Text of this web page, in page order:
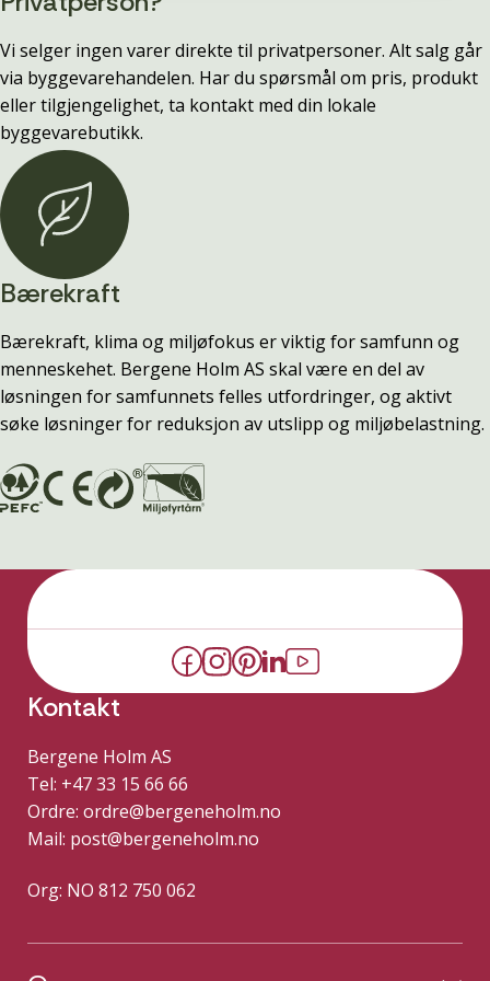
Vi selger ingen varer direkte til privatpersoner. Alt salg går
via byggevarehandelen. Har du spørsmål om pris, produkt
eller tilgjengelighet, ta kontakt med din lokale
byggevarebutikk.
Bærekraft
Bærekraft, klima og miljøfokus er viktig for samfunn og
menneskehet. Bergene Holm AS skal være en del av
løsningen for samfunnets felles utfordringer, og aktivt
søke løsninger for reduksjon av utslipp og miljøbelastning.
Kontakt
Bergene Holm AS
Tel: +47 33 15 66 66
Ordre: ordre@bergeneholm.no
Mail: post@bergeneholm.no
Org: NO 812 750 062